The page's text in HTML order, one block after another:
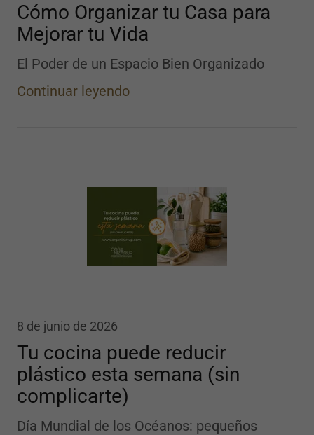
Cómo Organizar tu Casa para
Mejorar tu Vida
El Poder de un Espacio Bien Organizado
Continuar leyendo
8 de junio de 2026
Tu cocina puede reducir
plástico esta semana (sin
complicarte)
Día Mundial de los Océanos: pequeños